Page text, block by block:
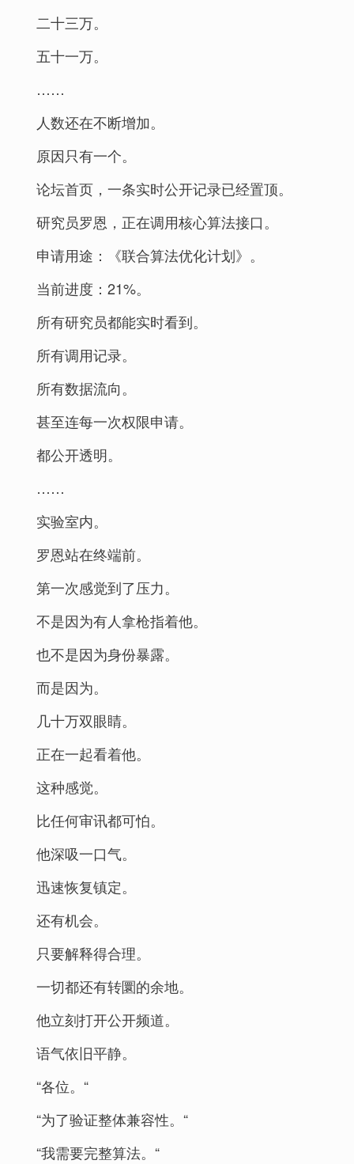
二十三万。
五十一万。
……
人数还在不断增加。
原因只有一个。
论坛首页，一条实时公开记录已经置顶。
研究员罗恩，正在调用核心算法接口。
申请用途：《联合算法优化计划》。
当前进度：21%。
所有研究员都能实时看到。
所有调用记录。
所有数据流向。
甚至连每一次权限申请。
都公开透明。
……
实验室内。
罗恩站在终端前。
第一次感觉到了压力。
不是因为有人拿枪指着他。
也不是因为身份暴露。
而是因为。
几十万双眼睛。
正在一起看着他。
这种感觉。
比任何审讯都可怕。
他深吸一口气。
迅速恢复镇定。
还有机会。
只要解释得合理。
一切都还有转圜的余地。
他立刻打开公开频道。
语气依旧平静。
“各位。“
“为了验证整体兼容性。“
“我需要完整算法。“